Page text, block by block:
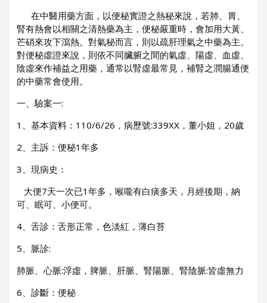
在中醫用藥方面，以便秘實證之熱秘來說，若肺、胃、
腎有熱會以相關之清熱藥為主，便秘嚴重時，會加用大黃、
芒硝來攻下瀉熱。對氣秘而言，則以疏肝理氣之中藥為主。
對便秘虛證來說，則依不同臟腑之間的氣虛、陽虛、血虛、
陰虛來作補益之用藥，通常以腎虛最常見，補腎之潤腸通便
的中藥常會使用。
一、驗案一:
1、基本資料：110/6/26，病歷號:339XX，董小姐，20歲
2、主訴：便秘1年多
3、現病史：
大便7天一次已1年多，喉嚨有白痰多天，月經後期，納
可、眠可、小便可。
4、舌診：舌形正常，色淡紅，薄白苔
5、脈診:
肺脈、心脈:浮虛，脾脈、肝脈、腎陽脈、腎陰脈:皆虛無力
6、診斷：便秘